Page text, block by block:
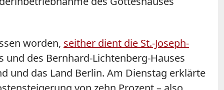
worden, seither dient die St.-Joseph-
und des Bernhard-Lichtenberg-Hauses
und das Land Berlin. Am Dienstag erklärte